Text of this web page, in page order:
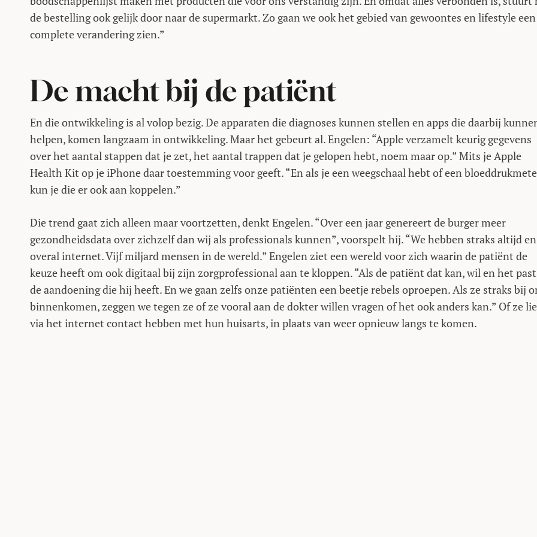
de bestelling ook gelijk door naar de supermarkt. Zo gaan we ook het gebied van gewoontes en lifestyle een
complete verandering zien.”
De macht bij de patiënt
En die ontwikkeling is al volop bezig. De apparaten die diagnoses kunnen stellen en apps die daarbij
helpen, komen langzaam in ontwikkeling. Maar het gebeurt al. Engelen: “Apple verzamelt keurig gegevens
over het aantal stappen dat je zet, het aantal trappen dat je gelopen hebt, noem maar op.” Mits je Apple
Health Kit op je iPhone daar toestemming voor geeft. “En als je een weegschaal hebt of een
kun je die er ook aan koppelen.”
Die trend gaat zich alleen maar voortzetten, denkt Engelen. “Over een jaar genereert de burger meer
gezondheidsdata over zichzelf dan wij als professionals kunnen”, voorspelt hij. “We hebben straks altijd en
overal internet. Vijf miljard mensen in de wereld.” Engelen ziet een wereld voor zich waarin de patiënt de
keuze heeft om ook digitaal bij zijn zorgprofessional aan te kloppen. “Als de patiënt dat kan, wil en het
de aandoening die hij heeft. En we gaan zelfs onze patiënten een beetje rebels oproepen. Als ze straks bij
binnenkomen, zeggen we tegen ze of ze vooral aan de dokter willen vragen of het ook anders kan.” Of ze
via het internet contact hebben met hun huisarts, in plaats van weer opnieuw langs te komen.